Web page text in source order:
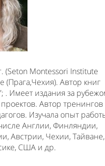
(Seton Montessori Institute
(Прага,Чехия). Автор книг
. Имеет издания за
Автор тренингов
Изучала опыт
Англии, Финляндии,
Австрии, Чехии, Тайване,
США и др.